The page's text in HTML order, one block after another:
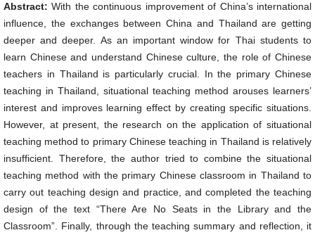
Abstract:With the continuous improvement of China’s international
influence, the exchanges between China and Thailand are getting
deeper and deeper. As an important window for Thai students to
learn Chinese and understand Chinese culture, the role of Chinese
teachers in Thailand is particularly crucial. In the primary Chinese
teaching in Thailand, situational teaching method arouses learners’
interest and improves learning effect by creating specific situations.
However, at present, the research on the application of situational
teaching method to primary Chinese teaching in Thailand is relatively
insufficient. Therefore, the author tried to combine the situational
teaching method with the primary Chinese classroom in Thailand to
carry out teaching design and practice, and completed the teaching
design of the text “There Are No Seats in the Library and the
Classroom”. Finally, through the teaching summary and reflection, it